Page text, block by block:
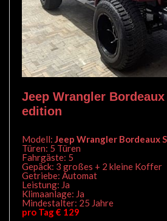
Jeep Wrangler Bordeaux
edition
Modell:Jeep Wrangler Bordeaux
Türen: 5 Türen
Fahrgäste: 5
Gepäck: 3 großes + 2 kleine Koffer
Getriebe: Automat
Leistung: Ja
Klimaanlage: Ja
Mindestalter: 25 Jahre
pro Tag € 129